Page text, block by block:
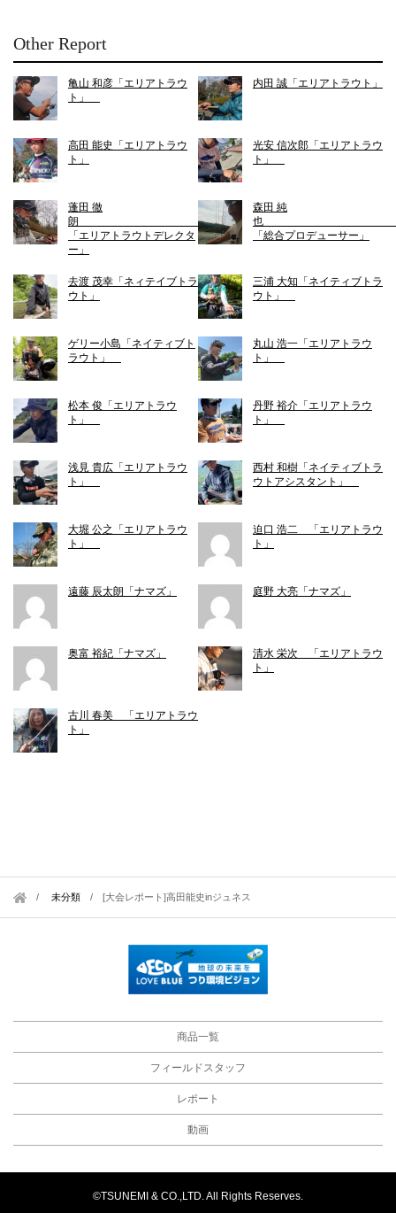
Other Report
亀山 和彦「エリアトラウ
ト」
内田 誠「エリアトラウト」
高田 能史「エリアトラウ
ト」
光安 信次郎「エリアトラウ
ト」
蓬田 徹
朗
「エリアトラウトデレクタ
ー」
森田 純
「総合プロデューサー」
去渡 茂幸「ネィテイブトラ
ウト」
三浦 大知「ネイティブトラ
ウト」
ゲリー小島「ネイティブト
ラウト」
丸山 浩一「エリアトラウ
ト」
松本 俊「エリアトラウ
ト」
丹野 裕介「エリアトラウ
ト」
浅見 貴広「エリアトラウ
ト」
西村 和樹「ネイティブトラ
ウトアシスタント」
大堀 公之「エリアトラウ
ト」
迫口 浩二 「エリアトラウ
ト」
遠藤 辰太朗「ナマズ」 庭野 大亮「ナマズ」
奥富 裕紀「ナマズ」
清水 栄次 「エリアトラウ
ト」
古川 春美 「エリアトラウ
ト」
未分類 /[大会レポート]高田能史inジュネス
商品一覧
フィールドスタッフ
レポート
動画
©TSUNEMI & CO.,LTD. All Rights Reserves.